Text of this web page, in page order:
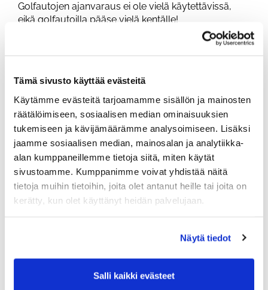
Tämä sivusto käyttää evästeitä
Käytämme evästeitä tarjoamamme sisällön ja mainosten
räätälöimiseen, sosiaalisen median ominaisuuksien
tukemiseen ja kävijämäärämme analysoimiseen. Lisäksi
jaamme sosiaalisen median, mainosalan ja analytiikka-
alan kumppaneillemme tietoja siitä, miten käytät
sivustoamme. Kumppanimme voivat yhdistää näitä
tietoja muihin tietoihin, joita olet antanut heille tai joita on
kerätty, kun olet käyttänyt heidän palvelujaan.
Näytä tiedot
Salli kaikki evästeet
Golfautojen ajanvaraus ei ole vielä käytettävissä,
eikä golfautoilla pääse vielä kentälle!
kautta tai mobiilisovelluksella, voit päivittää
ajantasalla, pelioikeuksien, tiedotteiden, laskujen,
ym. toimivuuden takia! Kun kirjaudut nettisivujen
kautta, näkyy siellä myös laskusi ja pelioikeutesi.
Tasoituskierroksen merkitseminen
Tasoituskierroksen voit merkitä itse esim.
mScorecard ohjelmalla, jonka voit ladata
puhelimeesi (ilmainen sovellus) tai GolfGamebook
johdosta on Golfliitto päättänyt lisätä Ebirdieen (liiton
oma sovellus, joka on myös tasoituskorttisi)
mahdollisuuden kirjata Suomen kenttien